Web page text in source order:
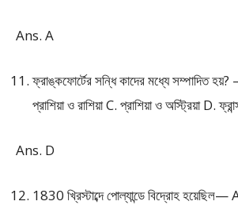
Ans. A
ফ্রাঙ্কফোর্টের সন্ধি কাদের মধ্যে সম্পাদিত হয়?
প্রাশিয়া ও রাশিয়া C. প্রাশিয়া ও অস্ট্রিয়া D.
Ans. D
1830 খ্রিস্টাব্দে পোল্যান্ডে বিদ্রোহ হয়েছিল—